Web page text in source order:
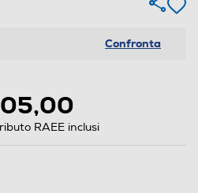
Confronta
RAEE inclusi